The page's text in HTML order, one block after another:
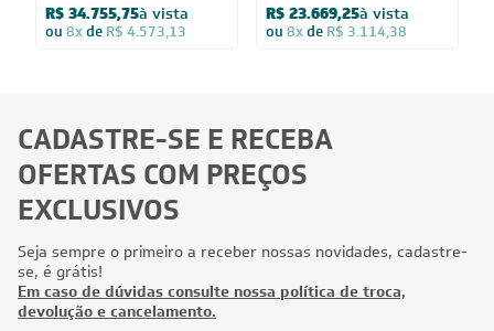
R$ 34.755,75à vista
ou 8xde R$ 4.573,13
R$ 23.669,25à vista
ou 8xde R$ 3.114,38
CADASTRE-SE E RECEBA
OFERTAS COM PREÇOS
EXCLUSIVOS
Seja sempre o primeiro a receber nossas novidades, cadastre-
se, é grátis!
Em caso de dúvidas consulte nossa política de troca,
devolução e cancelamento.